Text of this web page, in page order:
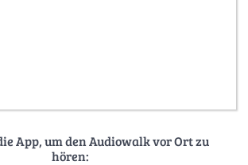
App, um den Audiowalk vor Ort zu
hören: